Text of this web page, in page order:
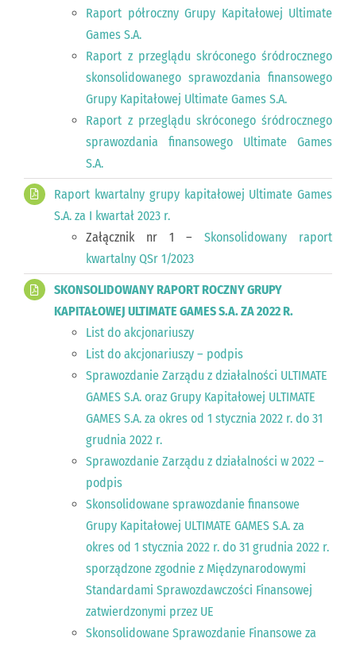
Raport półroczny Grupy Kapitałowej Ultimate
Games S.A.
Raport z przeglądu skróconego śródrocznego
skonsolidowanego sprawozdania finansowego
Grupy Kapitałowej Ultimate Games S.A.
Raport z przeglądu skróconego śródrocznego
sprawozdania finansowego Ultimate Games
S.A.
Raport kwartalny grupy kapitałowej Ultimate Games
S.A. za I kwartał 2023 r.
Załącznik nr 1 –Skonsolidowany raport
kwartalny QSr 1/2023
SKONSOLIDOWANY RAPORT ROCZNY GRUPY
KAPITAŁOWEJ ULTIMATE GAMES S.A. ZA 2022 R.
List do akcjonariuszy
List do akcjonariuszy – podpis
Sprawozdanie Zarządu z działalności ULTIMATE
GAMES S.A. oraz Grupy Kapitałowej ULTIMATE
GAMES S.A. za okres od 1 stycznia 2022 r. do 31
grudnia 2022 r.
Sprawozdanie Zarządu z działalności w 2022 –
podpis
Skonsolidowane sprawozdanie finansowe
Grupy Kapitałowej ULTIMATE GAMES S.A. za
okres od 1 stycznia 2022 r. do 31 grudnia 2022 r.
sporządzone zgodnie z Międzynarodowymi
Standardami Sprawozdawczości Finansowej
zatwierdzonymi przez UE
Skonsolidowane Sprawozdanie Finansowe za